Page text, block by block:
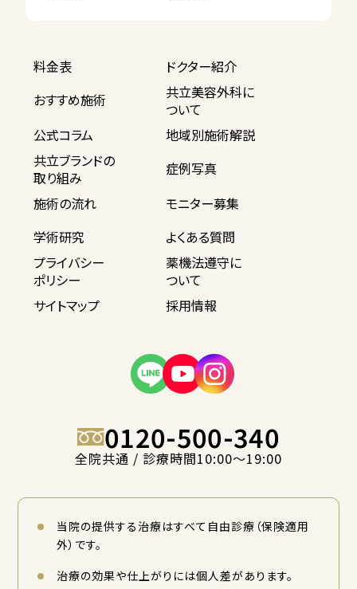
料金表
ドクター紹介
おすすめ施術
共立美容外科に
ついて
公式コラム
地域別施術解説
共立ブランドの
取り組み
症例写真
施術の流れ
モニター募集
学術研究
よくある質問
プライバシー
ポリシー
薬機法遵守に
ついて
サイトマップ
採用情報
0120-500-340
全院共通 / 診療時間10:00〜19:00
当院の提供する治療はすべて自由診療（保険適用
外）です。
治療の効果や仕上がりには個人差があります。